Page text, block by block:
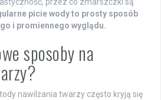
picie wody to prosty sposób
i promiennego wyglądu.
sposoby na
nawilżania twarzy często kryją się